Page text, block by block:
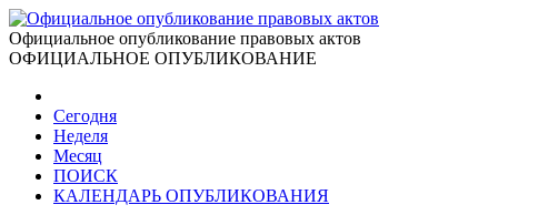
Официальное опубликование правовых актов
ОФИЦИАЛЬНОЕ ОПУБЛИКОВАНИЕ
Сегодня
Неделя
Месяц
ПОИСК
КАЛЕНДАРЬ ОПУБЛИКОВАНИЯ